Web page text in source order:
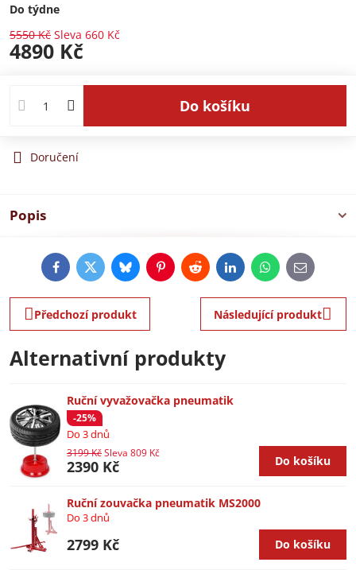
Do týdne
5550 Kč Sleva 660 Kč
4890 Kč
Do košíku
Doručení
Popis
FacebookTwitterBlueskyPinterestRedditLinkedInWhatsApp
E-
mail
Předchozí produkt Následující produkt
Alternativní produkty
Ruční vyvažovačka pneumatik
-25%
Do 3 dnů
2390 Kč
3199 KčSleva 809 Kč
Do košíku
Ruční zouvačka pneumatik MS2000
Do 3 dnů
2799 Kč Do košíku